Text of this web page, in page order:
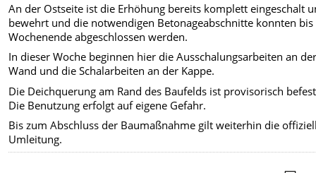
An der Ostseite ist die Erhöhung bereits komplett eingeschalt
bewehrt und die notwendigen Betonageabschnitte konnten
Wochenende abgeschlossen werden.
In dieser Woche beginnen hier die Ausschalungsarbeiten an
Wand und die Schalarbeiten an der Kappe.
Die Deichquerung am Rand des Baufelds ist provisorisch
Die Benutzung erfolgt auf eigene Gefahr.
Bis zum Abschluss der Baumaßnahme gilt weiterhin die
Umleitung.